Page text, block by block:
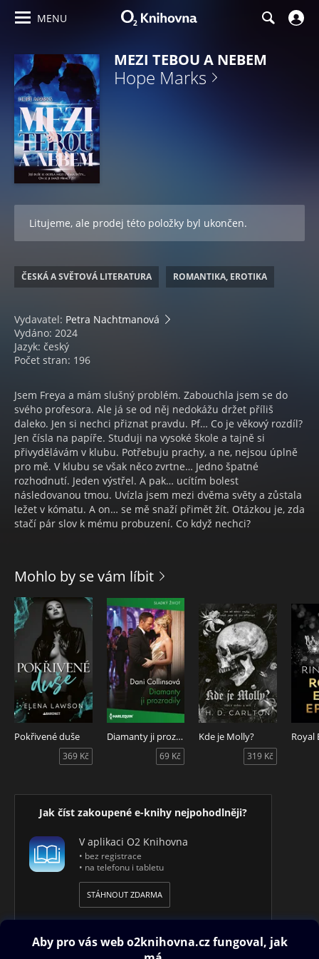
MENU
MEZI TEBOU A NEBEM
Hope Marks
Litujeme, ale prodej této položky byl ukončen.
ČESKÁ A SVĚTOVÁ LITERATURA ROMANTIKA, EROTIKA
Vydavatel: Petra Nachtmanová
Vydáno: 2024
Jazyk: český
Počet stran: 196
Jsem Freya a mám slušný problém. Zabouchla jsem se do
svého profesora. Ale já se od něj nedokážu držet příliš
daleko. Jen si nechci přiznat pravdu. Pf… Co je věkový rozdíl?
Jen čísla na papíře. Studuji na vysoké škole a tajně si
přivydělávám v klubu. Potřebuju prachy, a ne, nejsou úplně
pro mě. V klubu se však něco zvrtne… Jedno špatné
rozhodnutí. Jeden výstřel. A pak… ucítím bolest
následovanou tmou. Uvízla jsem mezi dvěma světy a zůstala
ležet v kómatu. A on… se mě snaží přimět žít. Otázkou je, zda
stačí pár slov k mému probuzení. Co když nechci?
Mohlo by se vám líbit
Pokřivené duše
369 Kč
Diamanty ji prozradily
69 Kč
Kde je Molly?
319 Kč
Royal
Jak číst zakoupené e-knihy nejpohodlněji?
V aplikaci O2 Knihovna
• bez registrace
• na telefonu i tabletu
STÁHNOUT ZDARMA